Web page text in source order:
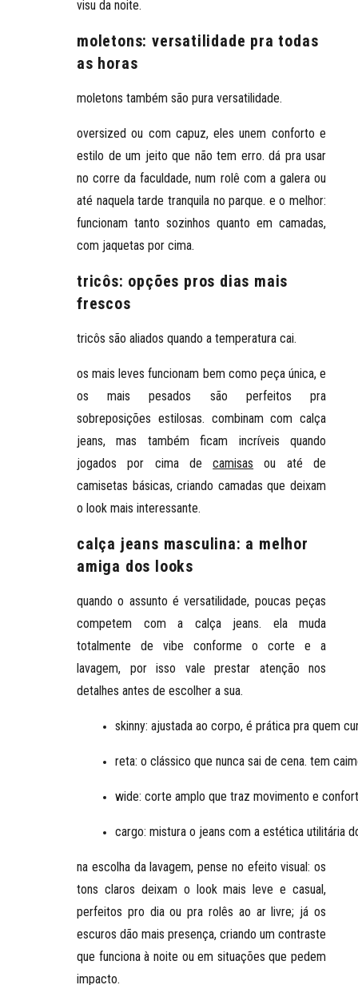
visu da noite.
moletons: versatilidade pra todas
as horas
moletons também são pura versatilidade.
oversized ou com capuz, eles unem conforto e
estilo de um jeito que não tem erro. dá pra usar
no corre da faculdade, num rolê com a galera ou
até naquela tarde tranquila no parque. e o melhor:
funcionam tanto sozinhos quanto em camadas,
com jaquetas por cima.
tricôs: opções pros dias mais
frescos
tricôs são aliados quando a temperatura cai.
osmais leves funcionam bem como peça única, e
osmais pesados são perfeitos pra
sobreposições estilosas. combinam com calça
jeans, mas também ficam incríveis quando
jogados por cima decamisas ou até de
camisetas básicas, criando camadas que deixam
o look mais interessante.
calça jeans masculina: a melhor
amiga dos looks
quando o assunto é versatilidade, poucas peças
competem com a calça jeans. ela muda
totalmente de vibe conforme o corte e a
lavagem, por isso vale prestar atenção nos
detalhes antes de escolher a sua.
skinny: ajustada ao corpo, é prática pra quem
reta: o clássico que nunca sai de cena. tem
wide: corte amplo que traz movimento e
cargo: mistura o jeans com a estética utilitária
na escolha da lavagem, pense no efeito visual: os
tons claros deixam o look mais leve e casual,
perfeitos pro dia ou pra rolês ao ar livre; já os
escuros dão mais presença, criando um contraste
que funciona à noite ou em situações que pedem
impacto.